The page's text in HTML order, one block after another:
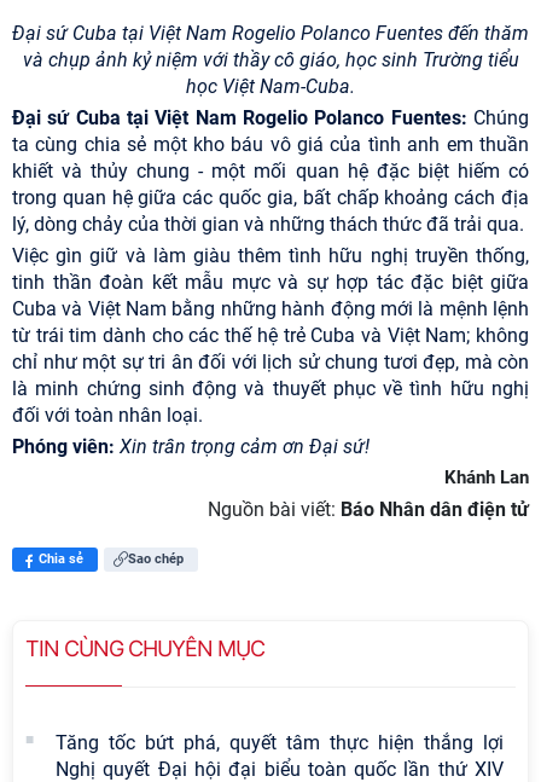
Đại sứ Cuba tại Việt Nam Rogelio Polanco Fuentes đến thăm
và chụp ảnh kỷ niệm với thầy cô giáo, học sinh Trường tiểu
học Việt Nam-Cuba.
Đại sứ Cuba tại Việt Nam Rogelio Polanco Fuentes: Chúng
ta cùng chia sẻ một kho báu vô giá của tình anh em thuần
khiết và thủy chung - một mối quan hệ đặc biệt hiếm có
trong quan hệ giữa các quốc gia, bất chấp khoảng cách địa
lý, dòng chảy của thời gian và những thách thức đã trải qua.
Việc gìn giữ và làm giàu thêm tình hữu nghị truyền thống,
tinh thần đoàn kết mẫu mực và sự hợp tác đặc biệt giữa
Cuba và Việt Nam bằng những hành động mới là mệnh lệnh
từ trái tim dành cho các thế hệ trẻ Cuba và Việt Nam; không
chỉ như một sự tri ân đối với lịch sử chung tươi đẹp, mà còn
là minh chứng sinh động và thuyết phục về tình hữu nghị
đối với toàn nhân loại.
Phóng viên: Xin trân trọng cảm ơn Đại sứ!
Khánh Lan
Nguồn bài viết: Báo Nhân dân điện tử
Chia sẻ Sao chép
TIN CÙNG CHUYÊN MỤC
Tăng tốc bứt phá, quyết tâm thực hiện thắng lợi
Nghị quyết Đại hội đại biểu toàn quốc lần thứ XIV